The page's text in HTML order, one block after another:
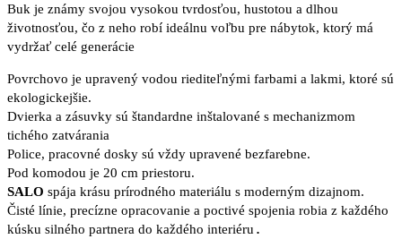
Buk je známy svojou vysokou tvrdosťou, hustotou a dlhou
životnosťou, čo z neho robí ideálnu voľbu pre nábytok, ktorý má
vydržať celé generácie
Povrchovo je upravený vodou riediteľnými farbami a lakmi, ktoré sú
ekologickejšie.
Dvierka a zásuvky sú štandardne inštalované s mechanizmom
tichého zatvárania
Police, pracovné dosky sú vždy upravené bezfarebne.
Pod komodou je 20 cm priestoru.
SALO spája krásu prírodného materiálu s moderným dizajnom.
Čisté línie, precízne opracovanie a poctivé spojenia robia z každého
kúsku silného partnera do každého interiéru .